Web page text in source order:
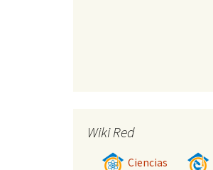
Wiki Red
Ciencias